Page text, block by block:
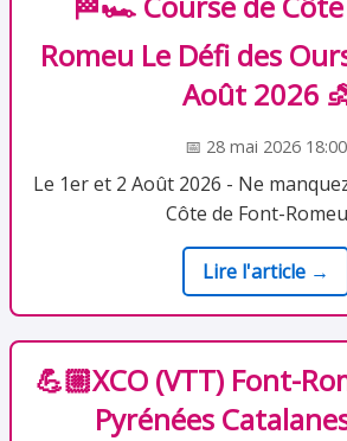
Romeu Le Défi des
Août 2026
📅 28 mai 2026 18:00
Le 1er et 2 Août 2026 - Ne
Côte de Font-
Lire l'article →
💪🏼XCO (VTT) Font-
Pyrénées Catalanes